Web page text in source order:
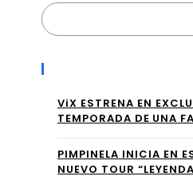
A”
JU
NT
ViX ESTRENA EN
TEMPORADA DE UNA
PIMPINELA INICIA EN
NUEVO TOUR